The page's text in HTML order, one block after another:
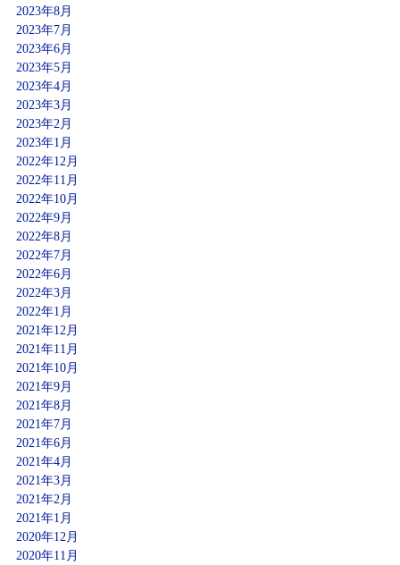
2023年8月
2023年7月
2023年6月
2023年5月
2023年4月
2023年3月
2023年2月
2023年1月
2022年12月
2022年11月
2022年10月
2022年9月
2022年8月
2022年7月
2022年6月
2022年3月
2022年1月
2021年12月
2021年11月
2021年10月
2021年9月
2021年8月
2021年7月
2021年6月
2021年4月
2021年3月
2021年2月
2021年1月
2020年12月
2020年11月